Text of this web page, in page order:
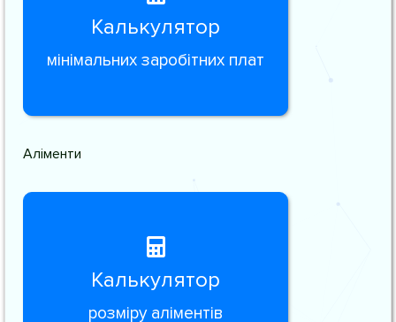
Калькулятор
мінімальних заробітних плат
Аліменти
Калькулятор
розміру аліментів